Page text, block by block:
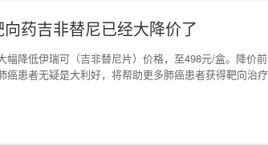
药吉非替尼已经大降价了
幅降低伊瑞可（吉非替尼片）价格，至498元/盒。降价
癌患者无疑是大利好，将帮助更多肺癌患者获得靶向治